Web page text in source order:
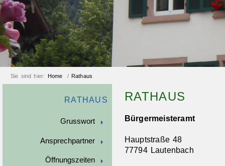
Sie sind hier: Home / Rathaus
RATHAUS
Grusswort
Ansprechpartner
Öffnungszeiten
RATHAUS
Bürgermeisteramt
Hauptstraße 48
77794 Lautenbach